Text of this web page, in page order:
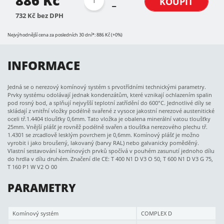
732 Kč bez DPH
Nejvýhodnější cena za posledních 30 dní*: 886 Kč (+0%)
INFORMACE
Jedná se o nerezový komínový systém s prvotřídními technickými parametry.
Prvky systému odolávají jednak kondenzátům, které vznikají ochlazením spalin
pod rosný bod, a splňují nejvyšší teplotní zatřídění do 600°C. Jednotlivé díly se
skládají z vnitřní vložky podélně svařené z vysoce jakostní nerezové austenitické
oceli tř.1.4404 tloušťky 0,6mm. Tato vložka je obalena minerální vatou tloušťky
25mm. Vnější plášť je rovněž podélně svařen a tloušťka nerezového plechu tř.
1.4301 se zrcadlově lesklým povrchem je 0,6mm. Komínový plášť je možno
vyrobit i jako broušený, lakovaný (barvy RAL) nebo galvanicky poměděný.
Vlastní sestavování komínových prvků spočívá v pouhém zasunutí jednoho dílu
do hrdla v dílu druhém. Značení dle CE: T 400 N1 D V3 O 50, T 600 N1 D V3 G 75,
T 160 P1 W V2 O 00
PARAMETRY
Komínový systém
COMPLEX D